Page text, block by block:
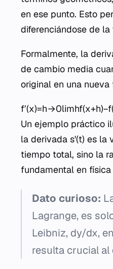
en ese punto. Esto
diferenciándose de
Formalmente, la
de cambio media
original en una
Un ejemplo práctico
la derivada s'(t) es la
tiempo total, sino la
fundamental en
Dato curioso:
Lagrange, es
Leibniz, dy/dx,
resulta crucial